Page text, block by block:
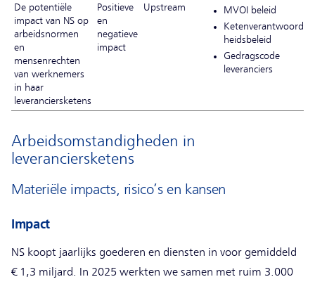
De potentiële
impact van NS op
arbeidsnormen
en
mensenrechten
van werknemers
in haar
leveranciersketens
Positieve
en
negatieve
impact
Upstream
MVOI beleid
heidsbeleid
Gedragscode
leveranciers
Arbeidsomstandigheden in
leveranciersketens
Materiële impacts, risico’s en kansen
Impact
NS koopt jaarlijks goederen en diensten in voor gemiddeld
€ 1,3 miljard. In 2025 werkten we samen met ruim 3.000